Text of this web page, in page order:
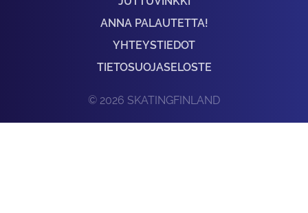
ANNA PALAUTETTA!
YHTEYSTIEDOT
TIETOSUOJASELOSTE
© 2026 SKATINGFINLAND